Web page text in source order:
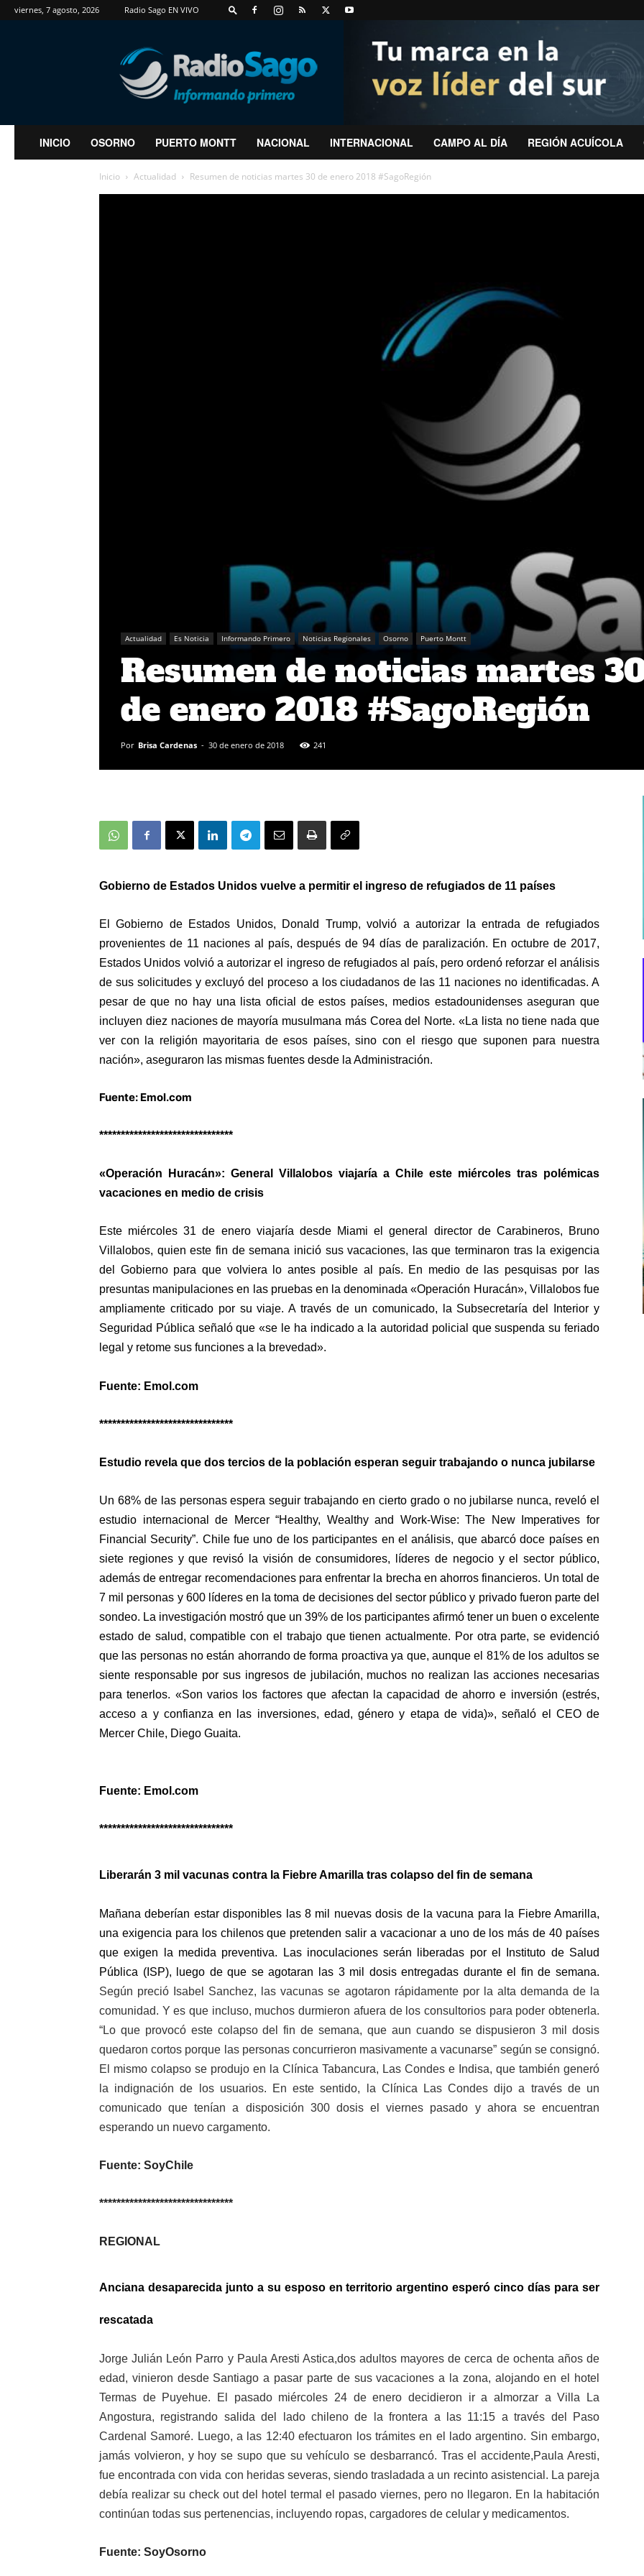
viernes, 7 agosto, 2026 Radio Sago EN VIVO
RadioSago
INICIO OSORNO PUERTO MONTT NACIONAL INTERNACIONAL CAMPO AL DÍA REGIÓN ACUÍCOLA
Inicio Actualidad Resumen de noticias martes 30 de enero 2018 #SagoRegión
Actualidad Es Noticia Informando Primero Noticias Regionales Osorno Puerto Montt
Resumen de noticias martes
de enero 2018 #SagoRegión
Por Brisa Cardenas - 30 de enero de 2018 241
Gobierno de Estados Unidos vuelve a permitir el ingreso de refugiados de 11 países
El Gobierno de Estados Unidos, Donald Trump, volvió a autorizar la entrada de refugiados
provenientes de 11 naciones al país, después de 94 días de paralización. En octubre de 2017,
Estados Unidos volvió a autorizar el ingreso de refugiados al país, pero ordenó reforzar el análisis
de sus solicitudes y excluyó del proceso a los ciudadanos de las 11 naciones no identificadas. A
pesar de que no hay una lista oficial de estos países, medios estadounidenses aseguran que
incluyen diez naciones de mayoría musulmana más Corea del Norte. «La lista no tiene nada que
ver con la religión mayoritaria de esos países, sino con el riesgo que suponen para nuestra
nación», aseguraron las mismas fuentes desde la Administración.
Fuente: Emol.com
*******************************
«Operación Huracán»: General Villalobos viajaría a Chile este miércoles tras polémicas
vacaciones en medio de crisis
Este miércoles 31 de enero viajaría desde Miami el general director de Carabineros, Bruno
Villalobos, quien este fin de semana inició sus vacaciones, las que terminaron tras la exigencia
del Gobierno para que volviera lo antes posible al país. En medio de las pesquisas por las
presuntas manipulaciones en las pruebas en la denominada «Operación Huracán», Villalobos fue
ampliamente criticado por su viaje. A través de un comunicado, la Subsecretaría del Interior y
Seguridad Pública señaló que «se le ha indicado a la autoridad policial que suspenda su feriado
legal y retome sus funciones a la brevedad».
Fuente: Emol.com
*******************************
Estudio revela que dos tercios de la población esperan seguir trabajando o nunca jubilarse
Un 68% de las personas espera seguir trabajando en cierto grado o no jubilarse nunca, reveló el
estudio internacional de Mercer “Healthy, Wealthy and Work-Wise: The New Imperatives for
Financial Security”. Chile fue uno de los participantes en el análisis, que abarcó doce países en
siete regiones y que revisó la visión de consumidores, líderes de negocio y el sector público,
además de entregar recomendaciones para enfrentar la brecha en ahorros financieros. Un total de
7 mil personas y 600 líderes en la toma de decisiones del sector público y privado fueron parte del
sondeo. La investigación mostró que un 39% de los participantes afirmó tener un buen o excelente
estado de salud, compatible con el trabajo que tienen actualmente. Por otra parte, se evidenció
que las personas no están ahorrando de forma proactiva ya que, aunque el 81% de los adultos se
siente responsable por sus ingresos de jubilación, muchos no realizan las acciones necesarias
para tenerlos. «Son varios los factores que afectan la capacidad de ahorro e inversión (estrés,
acceso a y confianza en las inversiones, edad, género y etapa de vida)», señaló el CEO de
Mercer Chile, Diego Guaita.
Fuente: Emol.com
*******************************
Liberarán 3 mil vacunas contra la Fiebre Amarilla tras colapso del fin de semana
Mañana deberían estar disponibles las 8 mil nuevas dosis de la vacuna para la Fiebre Amarilla,
una exigencia para los chilenos que pretenden salir a vacacionar a uno de los más de 40 países
que exigen la medida preventiva. Las inoculaciones serán liberadas por el Instituto de Salud
Pública (ISP), luego de que se agotaran las 3 mil dosis entregadas durante el fin de semana.
Según preció Isabel Sanchez, las vacunas se agotaron rápidamente por la alta demanda de la
comunidad. Y es que incluso, muchos durmieron afuera de los consultorios para poder obtenerla.
“Lo que provocó este colapso del fin de semana, que aun cuando se dispusieron 3 mil dosis
quedaron cortos porque las personas concurrieron masivamente a vacunarse” según se consignó.
El mismo colapso se produjo en la Clínica Tabancura, Las Condes e Indisa, que también generó
la indignación de los usuarios. En este sentido, la Clínica Las Condes dijo a través de un
comunicado que tenían a disposición 300 dosis el viernes pasado y ahora se encuentran
esperando un nuevo cargamento.
Fuente: SoyChile
*******************************
REGIONAL
Anciana desaparecida junto a su esposo en territorio argentino esperó cinco días para ser
rescatada
Jorge Julián León Parro y Paula Aresti Astica,dos adultos mayores de cerca de ochenta años de
edad, vinieron desde Santiago a pasar parte de sus vacaciones a la zona, alojando en el hotel
Termas de Puyehue. El pasado miércoles 24 de enero decidieron ir a almorzar a Villa La
Angostura, registrando salida del lado chileno de la frontera a las 11:15 a través del Paso
Cardenal Samoré. Luego, a las 12:40 efectuaron los trámites en el lado argentino. Sin embargo,
jamás volvieron, y hoy se supo que su vehículo se desbarrancó. Tras el accidente,Paula Aresti,
fue encontrada con vida con heridas severas, siendo trasladada a un recinto asistencial. La pareja
debía realizar su check out del hotel termal el pasado viernes, pero no llegaron. En la habitación
continúan todas sus pertenencias, incluyendo ropas, cargadores de celular y medicamentos.
Fuente: SoyOsorno